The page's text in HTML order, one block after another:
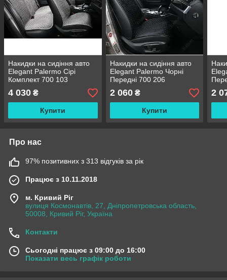
Накидки на сидіння авто
Elegant Palermo Сірі
Комплект 700 103
4 030 ₴
Купити
Накидки на сидіння авто
Elegant Palermo Чорні
Передні 700 206
2 060₴
Купити
2
Про нас
97% позитивних з 313 відгуків за рік
Працює з 10.11.2018
м. Кривий Ріг
вулиця Космонавтів, 27, Дніпропетровська область,
50008, Кривий Ріг, Україна
Контакти
Сьогодні працює з 09:00 до 16:00
Показати весь графік роботи